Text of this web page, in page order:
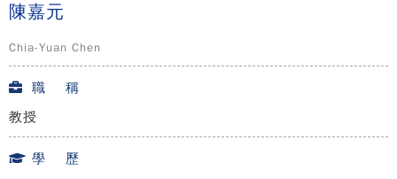
陳嘉元
Chia-Yuan Chen
職 稱
教授
學 歷